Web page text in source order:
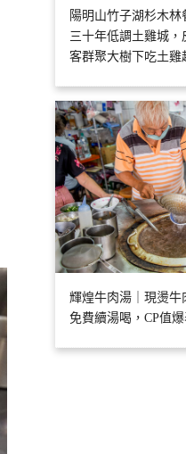
陽明山竹子湖杉木
三十年低調土雞城
客群聚大樹下吃土雞
輝煌牛肉湯｜現燙牛
免費續湯喝，CP值